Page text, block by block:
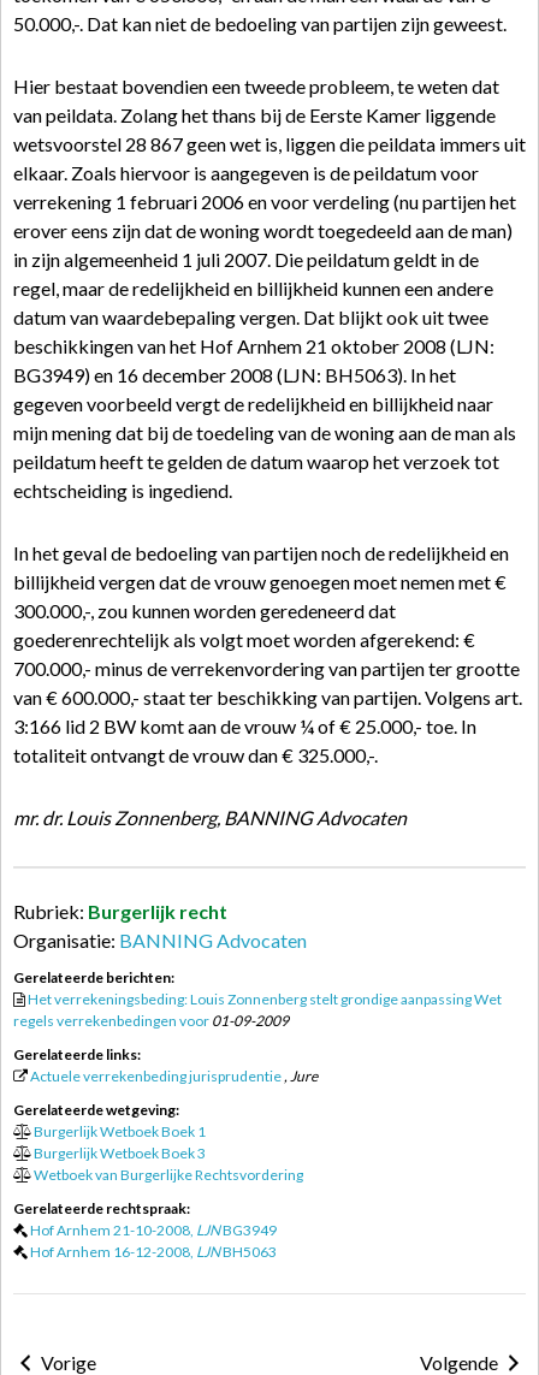
50.000,-. Dat kan niet de bedoeling van partijen zijn geweest.
Hier bestaat bovendien een tweede probleem, te weten dat
van peildata. Zolang het thans bij de Eerste Kamer liggende
wetsvoorstel 28 867 geen wet is, liggen die peildata immers uit
elkaar. Zoals hiervoor is aangegeven is de peildatum voor
verrekening 1 februari 2006 en voor verdeling (nu partijen het
erover eens zijn dat de woning wordt toegedeeld aan de man)
in zijn algemeenheid 1 juli 2007. Die peildatum geldt in de
regel, maar de redelijkheid en billijkheid kunnen een andere
datum van waardebepaling vergen. Dat blijkt ook uit twee
beschikkingen van het Hof Arnhem 21 oktober 2008 (LJN:
BG3949) en 16 december 2008 (LJN: BH5063). In het
gegeven voorbeeld vergt de redelijkheid en billijkheid naar
mijn mening dat bij de toedeling van de woning aan de man als
peildatum heeft te gelden de datum waarop het verzoek tot
echtscheiding is ingediend.
In het geval de bedoeling van partijen noch de redelijkheid en
billijkheid vergen dat de vrouw genoegen moet nemen met €
300.000,-, zou kunnen worden geredeneerd dat
goederenrechtelijk als volgt moet worden afgerekend: €
700.000,- minus de verrekenvordering van partijen ter grootte
van € 600.000,- staat ter beschikking van partijen. Volgens art.
3:166 lid 2 BW komt aan de vrouw ¼ of € 25.000,- toe. In
totaliteit ontvangt de vrouw dan € 325.000,-.
mr. dr. Louis Zonnenberg, BANNING Advocaten
Rubriek: Burgerlijk recht
Organisatie: BANNING Advocaten
Gerelateerde berichten:
Het verrekeningsbeding: Louis Zonnenberg stelt grondige aanpassing Wet
regels verrekenbedingen voor 01-09-2009
Gerelateerde links:
Actuele verrekenbeding jurisprudentie, Jure
Gerelateerde wetgeving:
Burgerlijk Wetboek Boek 1
Burgerlijk Wetboek Boek 3
Wetboek van Burgerlijke Rechtsvordering
Gerelateerde rechtspraak:
Hof Arnhem 21-10-2008, LJNBG3949
Hof Arnhem 16-12-2008, LJNBH5063
Vorige
Volgende